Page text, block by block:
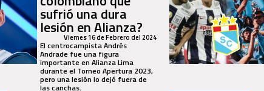
sufrió una dura
lesión en Alianza?
Viernes 16 de Febrero del 2024
El centrocampista Andrés
Andrade fue una figura
importante en Alianza Lima
durante el Torneo Apertura 2023,
pero una lesión lo dejó fuera de
las canchas.